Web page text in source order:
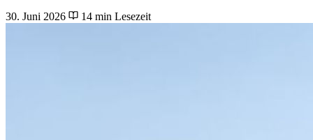
30. Juni 2026
14 min Lesezeit